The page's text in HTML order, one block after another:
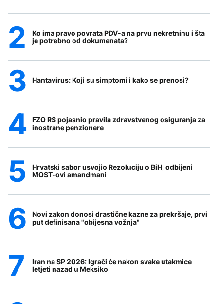
Ko ima pravo povrata PDV-a na prvu nekretninu i šta
je potrebno od dokumenata?
Hantavirus: Koji su simptomi i kako se prenosi?
FZO RS pojasnio pravila zdravstvenog osiguranja za
inostrane penzionere
Hrvatski sabor usvojio Rezoluciju o BiH, odbijeni
MOST-ovi amandmani
Novi zakon donosi drastične kazne za prekršaje, prvi
put definisana "obijesna vožnja"
Iran na SP 2026: Igrači će nakon svake utakmice
letjeti nazad u Meksiko